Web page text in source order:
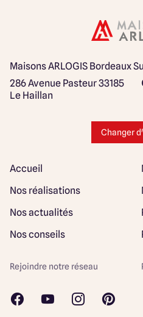
Maisons ARLOGIS Bordeaux
286 Avenue Pasteur33185
Le Haillan
Changer
Accueil
Nos réalisations
Nos actualités
Nos conseils
Rejoindre notre réseau